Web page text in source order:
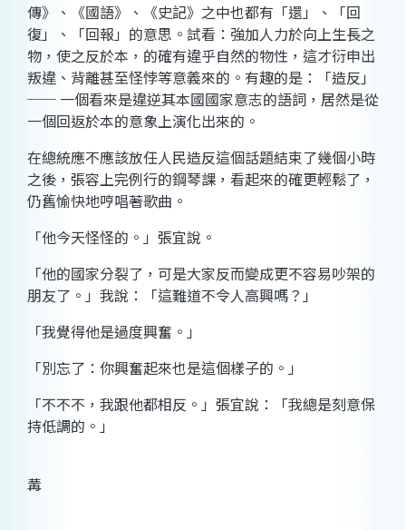
傳》、《國語》、《史記》之中也都有「還」、「回
復」、「回報」的意思。試看：強加人力於向上生長之
物，使之反於本，的確有違乎自然的物性，這才衍申出
叛違、背離甚至怪悖等意義來的。有趣的是：「造反」
── 一個看來是違逆其本國國家意志的語詞，居然是從
一個回返於本的意象上演化出來的。
在總統應不應該放任人民造反這個話題結束了幾個小時
之後，張容上完例行的鋼琴課，看起來的確更輕鬆了，
仍舊愉快地哼唱著歌曲。
「他今天怪怪的。」張宜說。
「他的國家分裂了，可是大家反而變成更不容易吵架的
朋友了。」我說：「這難道不令人高興嗎？」
「我覺得他是過度興奮。」
「別忘了：你興奮起來也是這個樣子的。」
「不不不，我跟他都相反。」張宜說：「我總是刻意保
持低調的。」
冓